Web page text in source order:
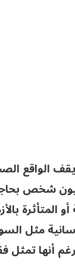
الواقع
حيث تؤكد
أو
مثل